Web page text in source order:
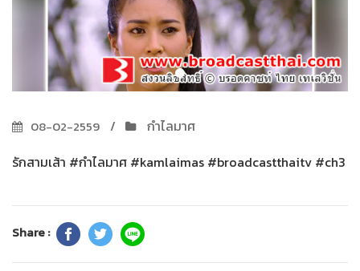
08-02-2559
กำไลมาศ
รักสามเส้า #กำไลมาศ #kamlaimas #broadcastthaitv #ch3
Share :